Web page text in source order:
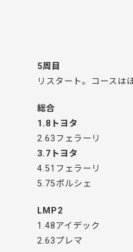
5周目
リスタート。コースは
総合
1.8トヨタ
2.63フェラーリ
3.7トヨタ
4.51フェラーリ
5.75ポルシェ
LMP2
1.48アイデック
2.63プレマ